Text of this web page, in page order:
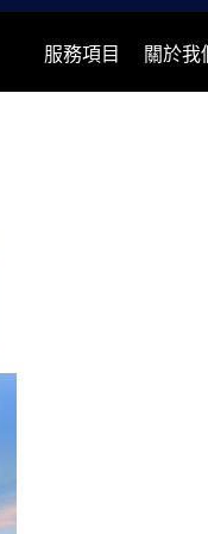
服務項目 關於我